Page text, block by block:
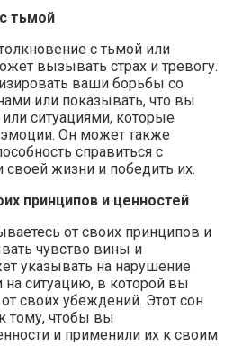
тьмой
с тьмой или
вызывать страх и тревогу.
ваши борьбы со
или показывать, что вы
ситуациями, которые
Он может также
справиться с
жизни и победить их.
принципов и ценностей
от своих принципов и
чувство вины и
указывать на нарушение
на ситуацию, в которой вы
своих убеждений. Этот сон
тому, чтобы вы
и применили их к своим